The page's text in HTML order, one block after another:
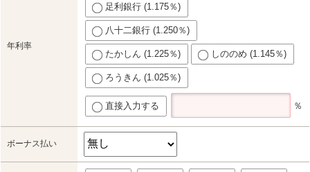
年利率
足利銀行 (1.175％)
八十二銀行 (1.250％)
たかしん (1.225％) しののめ (1.145％)
ろうきん (1.025％)
直接入力する ％
ボーナス払い